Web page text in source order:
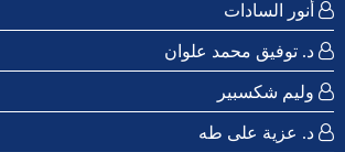
أنور السادات
د. توفيق محمد علوان
وليم شكسبير
د. عزية على طه